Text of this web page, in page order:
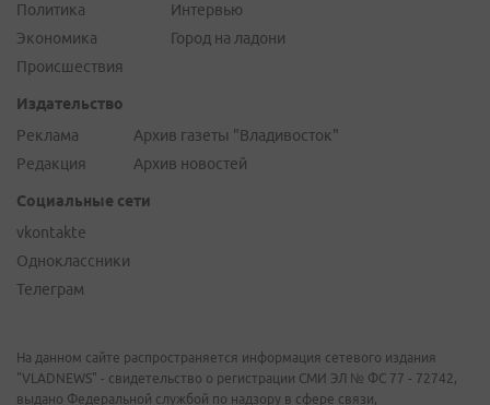
Политика
Экономика
Происшествия
Интервью
Город на ладони
Издательство
Реклама
Редакция
Архив газеты "Владивосток"
Архив новостей
Социальные сети
vkontakte
Одноклассники
Телеграм
На данном сайте распространяется информация сетевого издания
"VLADNEWS" - свидетельство о регистрации СМИ ЭЛ № ФС 77 - 72742,
выдано Федеральной службой по надзору в сфере связи,